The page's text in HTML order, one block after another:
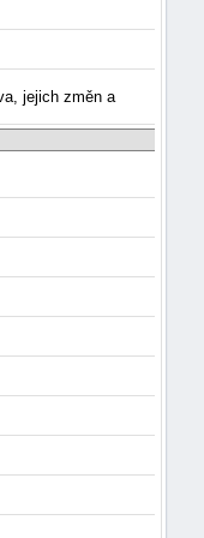
jejich změn a